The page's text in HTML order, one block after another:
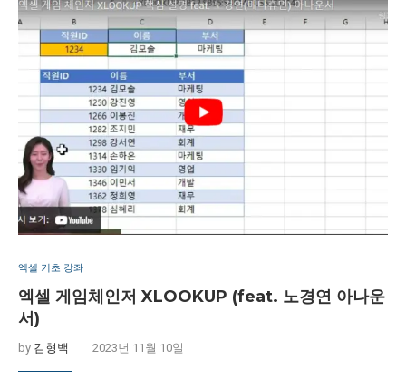
엑셀 기초 강좌
엑셀 게임체인저 XLOOKUP (feat. 노경연 아나운
서)
by 김형백 2023년 11월 10일